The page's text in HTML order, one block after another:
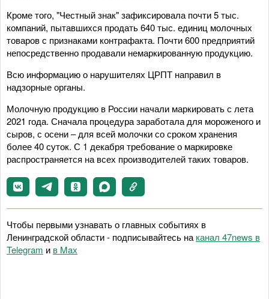
Кроме того, "Честный знак" зафиксировала почти 5 тыс.
компаний, пытавшихся продать 640 тыс. единиц молочных
товаров с признаками контрафакта. Почти 600 предприятий
непосредственно продавали немаркированную продукцию.
Всю информацию о нарушителях ЦРПТ направил в
надзорные органы.
Молочную продукцию в России начали маркировать с лета
2021 года. Сначала процедура заработала для мороженого и
сыров, с осени – для всей молочки со сроком хранения
более 40 суток. С 1 декабря требование о маркировке
распространяется на всех производителей таких товаров.
Чтобы первыми узнавать о главных событиях в
Ленинградской области - подписывайтесь на канал 47news в
Telegram и в Maх